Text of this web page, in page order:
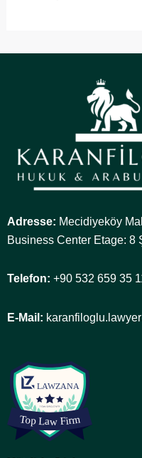
Adresse: Mecidiyeköy
Business Center Etage: 8
Telefon: +90 532 659 35
E-Mail: